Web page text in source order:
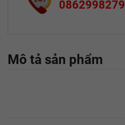
0862998279
Mô tả sản phẩm